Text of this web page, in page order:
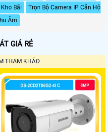
Bãi
Trọn Bộ Camera IP Căn Hộ
Âm
GIÁ RẺ
THAM KHẢO